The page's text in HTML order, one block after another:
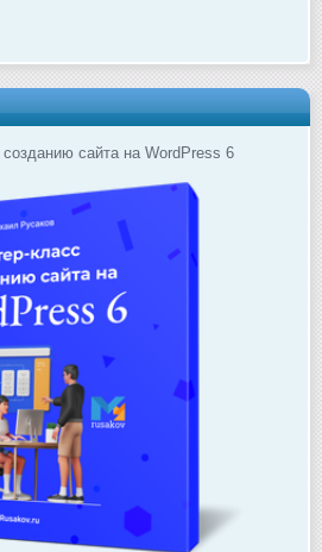
сайта на WordPress 6